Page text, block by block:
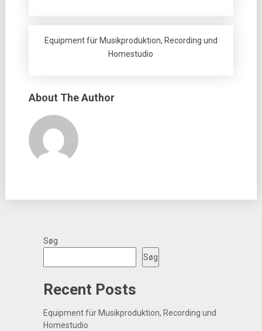
Equipment für Musikproduktion, Recording und
Homestudio
About The Author
Søg
Søg
Recent Posts
Equipment für Musikproduktion, Recording und
Homestudio